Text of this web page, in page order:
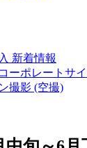
新着情報
ーポレートサ
撮影 (空撮)